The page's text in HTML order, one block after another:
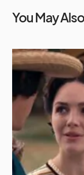
You May